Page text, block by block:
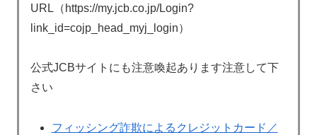
URL（https://my.jcb.co.jp/Login?
link_id=cojp_head_myj_login）
公式JCBサイトにも注意喚起あります注意して下
さい
フィッシング詐欺によるクレジットカード／